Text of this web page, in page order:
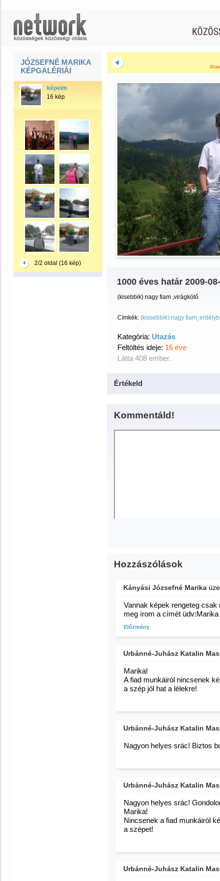
JÓZSEFNÉ MARIKA
KÉPGALÉRIÁI
képeim
16 kép
2/2 oldal (16 kép)
1000 éves határ 2009-
(kisebbik) nagy fiam ,virágkötő
Címkék: (kissebbik) nagy fiam
Kategória: Utazás
Feltöltés ideje: 16 éve
Látta 408 ember.
Értékeld
Kommentáld!
Hozzászólások
Kányási Józsefné Marika
Vannak képek rengeteg
meg írom a címét üdv:Marika
Előzmény
Urbánné-Juhász Katalin
Marika!
A fiad munkáiról nincsenek
a szép jól hat a lélekre!
Urbánné-Juhász Katalin
Nagyon helyes srác! Biztos
Urbánné-Juhász Katalin
Nagyon helyes srác!
Marika!
Nincsenek a fiad munkáiról
a szépet!
Urbánné-Juhász Katalin